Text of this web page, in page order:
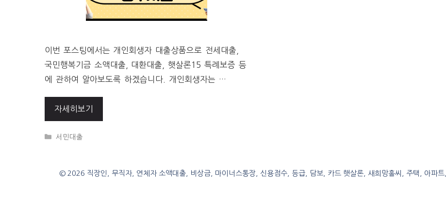
이번 포스팅에서는 개인회생자 대출상품으로 전세대출,
국민행복기금 소액대출, 대환대출, 햇살론15 특례보증 등
에 관하여 알아보도록 하겠습니다. 개인회생자는 …
자세히보기
CATEGORIES
서민대출
© 2026 직장인, 무직자, 연체자 소액대출, 비상금, 마이너스통장, 신용점수, 등급, 담보, 카드 햇살론, 새희망홀씨, 주택, 아파